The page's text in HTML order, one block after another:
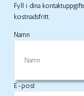
Fyll i dina
kostnadsfritt.
Namn
E-post